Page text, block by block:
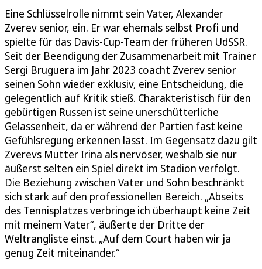
Eine Schlüsselrolle nimmt sein Vater, Alexander
Zverev senior, ein. Er war ehemals selbst Profi und
spielte für das Davis-Cup-Team der früheren UdSSR.
Seit der Beendigung der Zusammenarbeit mit Trainer
Sergi Bruguera im Jahr 2023 coacht Zverev senior
seinen Sohn wieder exklusiv, eine Entscheidung, die
gelegentlich auf Kritik stieß. Charakteristisch für den
gebürtigen Russen ist seine unerschütterliche
Gelassenheit, da er während der Partien fast keine
Gefühlsregung erkennen lässt. Im Gegensatz dazu gilt
Zverevs Mutter Irina als nervöser, weshalb sie nur
äußerst selten ein Spiel direkt im Stadion verfolgt.
Die Beziehung zwischen Vater und Sohn beschränkt
sich stark auf den professionellen Bereich. „Abseits
des Tennisplatzes verbringe ich überhaupt keine Zeit
mit meinem Vater“, äußerte der Dritte der
Weltrangliste einst. „Auf dem Court haben wir ja
genug Zeit miteinander.“